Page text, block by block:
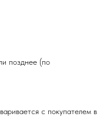
позднее (по
с покупателем в